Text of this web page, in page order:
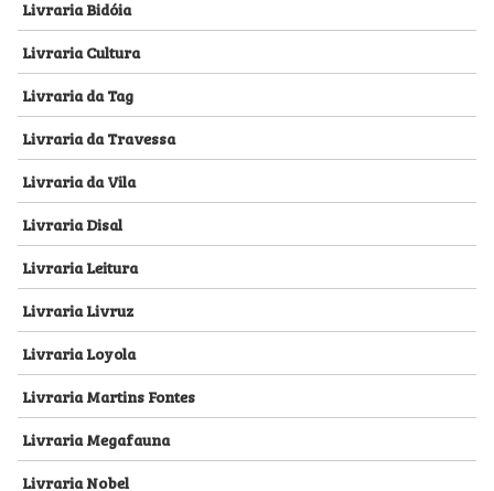
Livraria Bidóia
Livraria Cultura
Livraria da Tag
Livraria da Travessa
Livraria da Vila
Livraria Disal
Livraria Leitura
Livraria Livruz
Livraria Loyola
Livraria Martins Fontes
Livraria Megafauna
Livraria Nobel